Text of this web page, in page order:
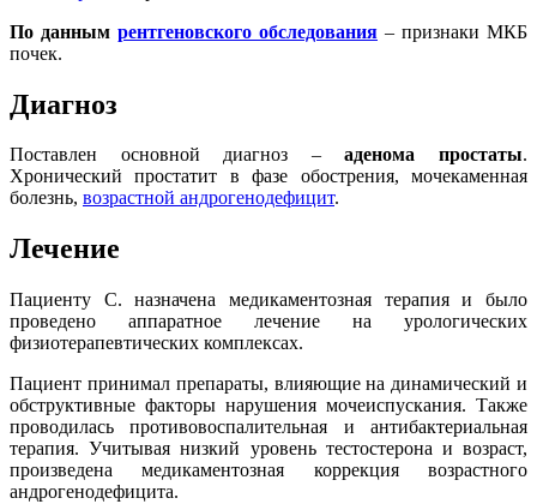
По данным рентгеновского обследования – признаки МКБ
почек.
Диагноз
Поставлен основной диагноз –аденома простаты.
Хронический простатит в фазе обострения, мочекаменная
болезнь, возрастной андрогенодефицит.
Лечение
Пациенту С. назначена медикаментозная терапия и было
проведено аппаратное лечение на урологических
физиотерапевтических комплексах.
Пациент принимал препараты, влияющие на динамический и
обструктивные факторы нарушения мочеиспускания. Также
проводилась противовоспалительная и антибактериальная
терапия. Учитывая низкий уровень тестостерона и возраст,
произведена медикаментозная коррекция возрастного
андрогенодефицита.